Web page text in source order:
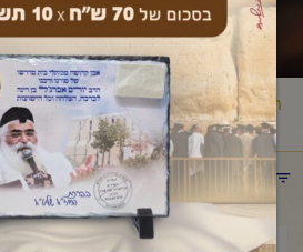
ראשי /שאלות ותשובות/ חולה ביום כיפור
רופא ביום הכיפורים
תפריט קטגוריות